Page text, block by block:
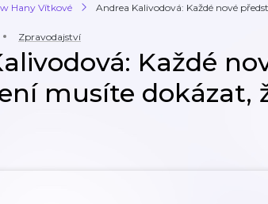
Hany Vítkové Andrea Kalivodová: Každé nové
Zpravodajství
Každé
musíte dokázat,